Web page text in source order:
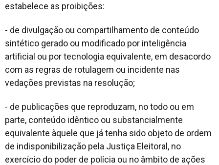
estabelece as proibições:
- de divulgação ou compartilhamento de conteúdo
sintético gerado ou modificado por inteligência
artificial ou por tecnologia equivalente, em desacordo
com as regras de rotulagem ou incidente nas
vedações previstas na resolução;
- de publicações que reproduzam, no todo ou em
parte, conteúdo idêntico ou substancialmente
equivalente àquele que já tenha sido objeto de ordem
de indisponibilização pela Justiça Eleitoral, no
exercício do poder de polícia ou no âmbito de ações